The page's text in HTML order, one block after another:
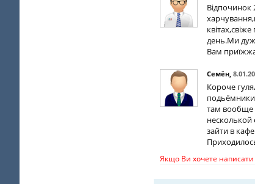
Відпочинок
день.Ми
Вам
Семён,
Короче
там вообще
несколькой
зайти в
Якщо Ви хочете написати